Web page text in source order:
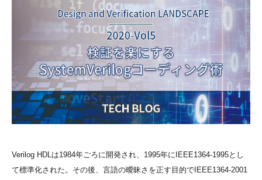
Verilog HDLは1984年ごろに開発され、1995年にIEEE1364-1995とし
て標準化された。その後、言語の曖昧さを正す目的でIEEE1364-2001